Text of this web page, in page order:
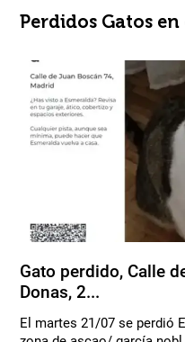
Perdidos Gatos en
Gato perdido, Calle
Donas, 2...
El martes 21/07 se perdió